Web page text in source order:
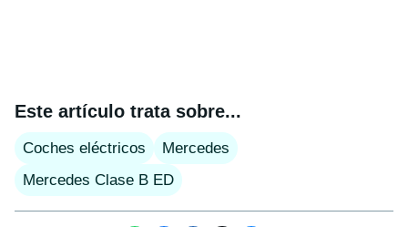
Este artículo trata sobre...
Coches eléctricos
Mercedes
Mercedes Clase B ED